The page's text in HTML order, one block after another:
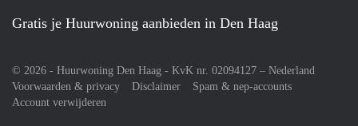
Gratis je Huurwoning aanbieden in Den Haag
© 2026 - Huurwoning Den Haag - KvK nr. 02094127 – Nederland
Voorwaarden & privacy
Disclaimer
Spam & nep-accounts
Account verwijderen